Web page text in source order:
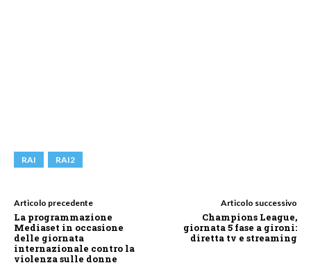
RAI RAI2
Articolo precedente
La programmazione
Mediaset in occasione
delle giornata
internazionale contro la
violenza sulle donne
Articolo successivo
Champions League,
giornata 5 fase a gironi:
diretta tv e streaming